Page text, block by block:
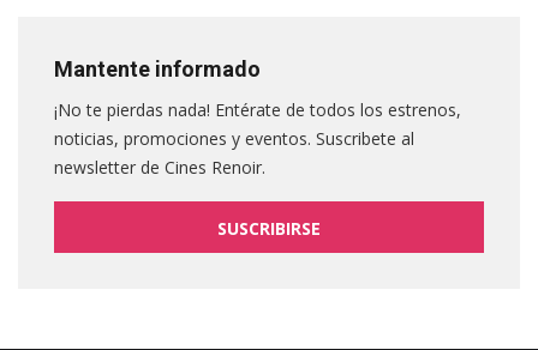
Mantente informado
¡No te pierdas nada! Entérate de todos los estrenos,
noticias, promociones y eventos. Suscribete al
newsletter de Cines Renoir.
SUSCRIBIRSE